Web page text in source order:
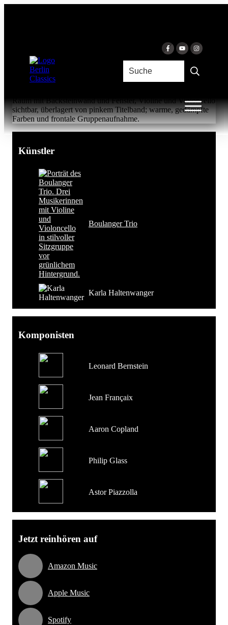
Boulanger Trio & Karla Haltenwanger
Künstler
Boulanger Trio
Karla Haltenwanger
Komponisten
Leonard Bernstein
Jean Françaix
Aaron Copland
Philip Glass
Astor Piazzolla
Jetzt reinhören auf
Amazon Music
Apple Music
Spotify